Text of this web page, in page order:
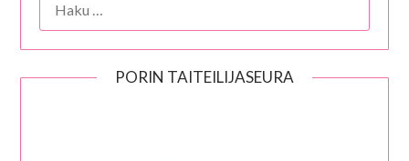
PORIN TAITEILIJASEURA